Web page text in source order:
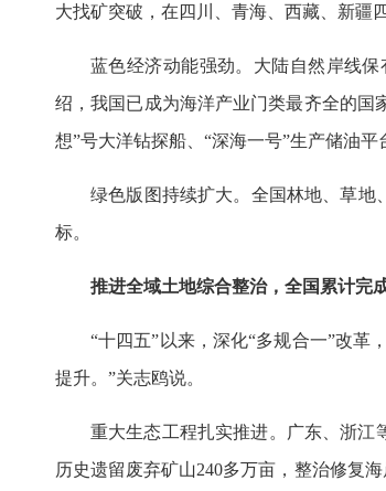
大找矿突破，在四川、青海、西藏、新疆
蓝色经济动能强劲。大陆自然岸线
绍，我国已成为海洋产业门类最齐全的国
想”号大洋钻探船、“深海一号”生产储油平
绿色版图持续扩大。全国林地、草地
标。
推进全域土地综合整治，全国累计完
“十四五”以来，深化“多规合一”改革
提升。”关志鸥说。
重大生态工程扎实推进。广东、浙江
历史遗留废弃矿山240多万亩，整治修复